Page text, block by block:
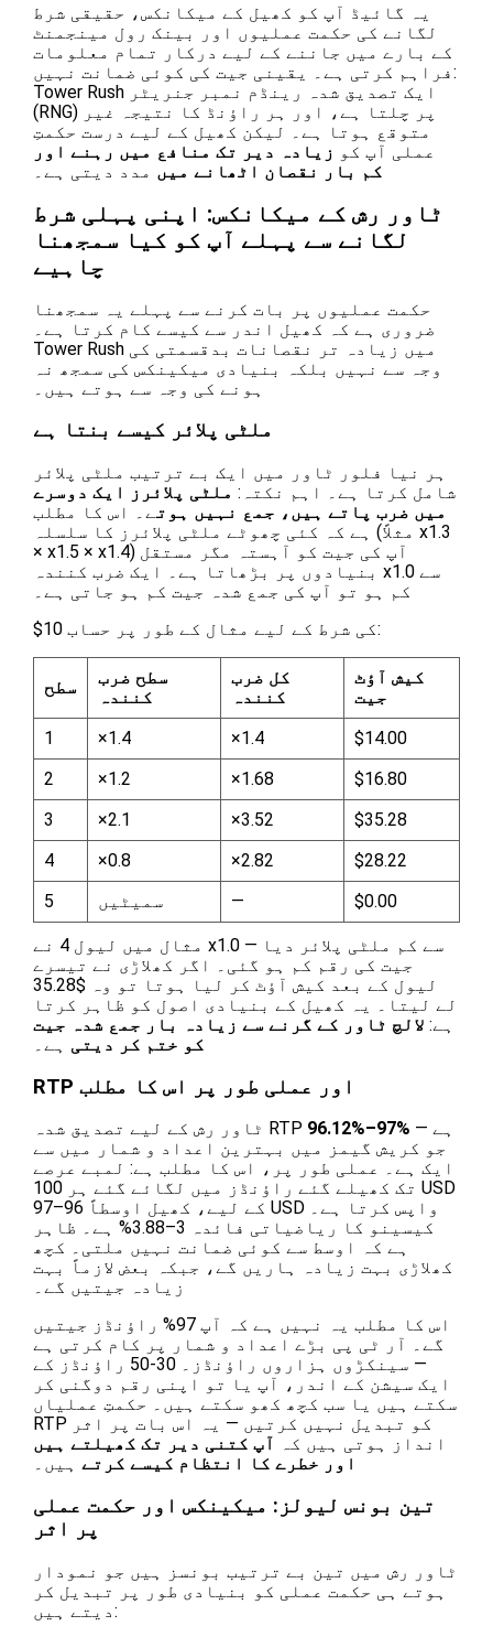
یہ گائیڈ آپ کو کھیل کے میکانکس، حقیقی شرط
لگانے کی حکمت عملیوں اور بینک رول مینجمنٹ
کے بارے میں جاننے کے لیے درکار تمام معلومات
فراہم کرتی ہے۔ یقینی جیت کی کوئی ضمانت نہیں:
Tower Rush ایک تصدیق شدہ رینڈم نمبر جنریٹر
(RNG) پر چلتا ہے، اور ہر راؤنڈ کا نتیجہ غیر
متوقع ہوتا ہے۔ لیکن کھیل کے لیے درست حکمتِ
عملی آپ کو زیادہ دیر تک منافع میں رہنے اور
کم بار نقصان اٹھانے میں مدد دیتی ہے۔
ٹاور رش کے میکانکس: اپنی پہلی شرط
لگانے سے پہلے آپ کو کیا سمجھنا
چاہیے
حکمت عملیوں پر بات کرنے سے پہلے یہ سمجھنا
ضروری ہے کہ کھیل اندر سے کیسے کام کرتا ہے۔
Tower Rush میں زیادہ تر نقصانات بدقسمتی کی
وجہ سے نہیں بلکہ بنیادی میکینکس کی سمجھ نہ
ہونے کی وجہ سے ہوتے ہیں۔
ملٹی پلائر کیسے بنتا ہے
ہر نیا فلور ٹاور میں ایک بے ترتیب ملٹی پلائر
شامل کرتا ہے۔ اہم نکتہ: ملٹی پلائرز ایک دوسرے
میں ضرب پاتے ہیں، جمع نہیں ہوتے۔ اس کا مطلب
ہے کہ کئی چھوٹے ملٹی پلائرز کا سلسلہ (مثلاً x1.3
× x1.5 × x1.4) آپ کی جیت کو آہستہ مگر مستقل
بنیادوں پر بڑھاتا ہے۔ ایک ضرب کنندہ x1.0 سے
کم ہو تو آپ کی جمع شدہ جیت کم ہو جاتی ہے۔
$10 کی شرط کے لیے مثال کے طور پر حساب:
سطح
سطح ضرب
کنندہ
کل ضرب
کنندہ
کیش آؤٹ
جیت
1
×1.4 ×1.4
$14.00
2
×1.2 ×1.68
$16.80
3
×2.1 ×3.52
$35.28
4
×0.8 ×2.82
$28.22
5
سمیٹیں — $0.00
مثال میں لیول 4 نے x1.0 سے کم ملٹی پلائر دیا —
جیت کی رقم کم ہو گئی۔ اگر کھلاڑی نے تیسرے
لیول کے بعد کیش آؤٹ کر لیا ہوتا تو وہ $35.28
لے لیتا۔ یہ کھیل کے بنیادی اصول کو ظاہر کرتا
ہے: لالچ ٹاور کے گرنے سے زیادہ بار جمع شدہ جیت
کو ختم کر دیتی ہے۔
RTP اور عملی طور پر اس کا مطلب
ٹاور رش کے لیے تصدیق شدہ RTP 96.12%–97%
جو کریش گیمز میں بہترین اعداد و شمار میں سے
ایک ہے۔ عملی طور پر، اس کا مطلب ہے: لمبے عرصے
تک کھیلے گئے راؤنڈز میں لگائے گئے ہر 100 USD
کے لیے، کھیل اوسطاً 96–97 USD واپس کرتا ہے۔
کیسینو کا ریاضیاتی فائدہ 3–3.88% ہے۔ ظاہر
ہے کہ اوسط سے کوئی ضمانت نہیں ملتی۔ کچھ
کھلاڑی بہت زیادہ ہاریں گے، جبکہ بعض لازماً بہت
زیادہ جیتیں گے۔
اس کا مطلب یہ نہیں ہے کہ آپ 97% راؤنڈز جیتیں
گے۔ آر ٹی پی بڑے اعداد و شمار پر کام کرتی ہے
— سینکڑوں ہزاروں راؤنڈز۔ 30-50 راؤنڈز کے
ایک سیشن کے اندر، آپ یا تو اپنی رقم دوگنی کر
سکتے ہیں یا سب کچھ کھو سکتے ہیں۔ حکمتِ عملیاں
RTP کو تبدیل نہیں کرتیں — یہ اس بات پر اثر
انداز ہوتی ہیں کہ آپ کتنی دیر تک کھیلتے ہیں
اور خطرے کا انتظام کیسے کرتے ہیں۔
تین بونس لیولز: میکینکس اور حکمت عملی
پر اثر
ٹاور رش میں تین بے ترتیب بونسز ہیں جو نمودار
ہوتے ہی حکمت عملی کو بنیادی طور پر تبدیل کر
دیتے ہیں: